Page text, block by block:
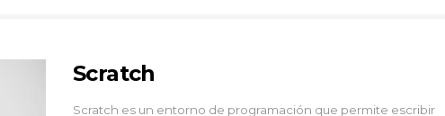
Scratch
Scratch es un entorno de programación que permite escribir